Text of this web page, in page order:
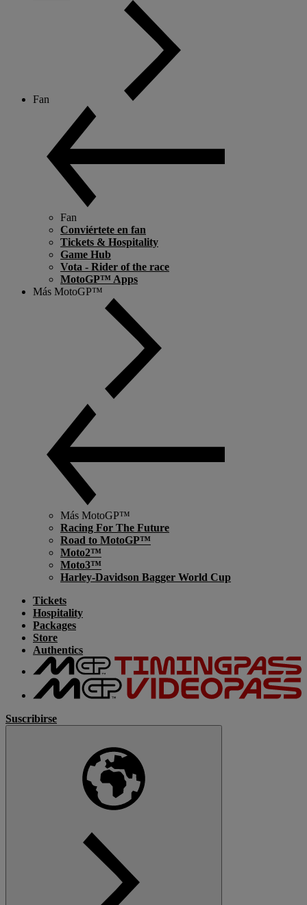
Fan
Fan
Conviértete en fan
Tickets & Hospitality
Game Hub
Vota - Rider of the race
MotoGP™ Apps
Más MotoGP™
Más MotoGP™
Racing For The Future
Road to MotoGP™
Moto2™
Moto3™
Harley-Davidson Bagger World Cup
Tickets
Hospitality
Packages
Store
Authentics
Suscribirse